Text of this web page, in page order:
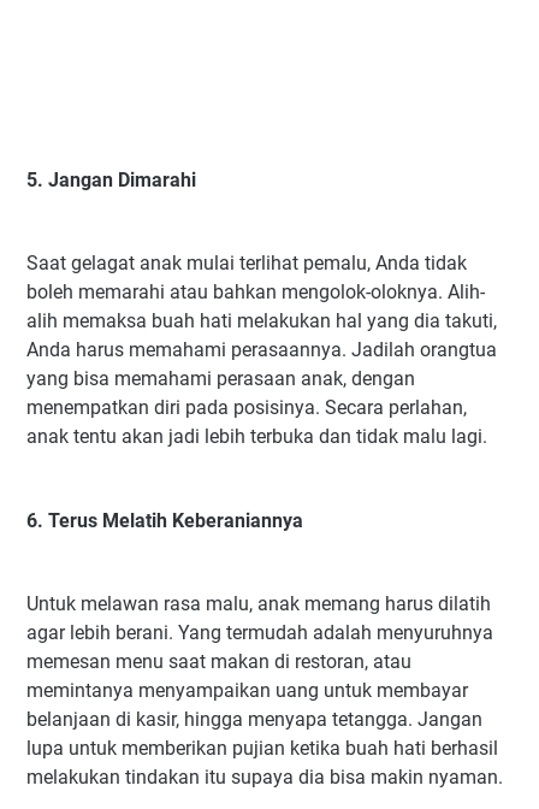
5. Jangan Dimarahi
Saat gelagat anak mulai terlihat pemalu, Anda tidak
boleh memarahi atau bahkan mengolok-oloknya. Alih-
alih memaksa buah hati melakukan hal yang dia takuti,
Anda harus memahami perasaannya. Jadilah orangtua
yang bisa memahami perasaan anak, dengan
menempatkan diri pada posisinya. Secara perlahan,
anak tentu akan jadi lebih terbuka dan tidak malu lagi.
6. Terus Melatih Keberaniannya
Untuk melawan rasa malu, anak memang harus dilatih
agar lebih berani. Yang termudah adalah menyuruhnya
memesan menu saat makan di restoran, atau
memintanya menyampaikan uang untuk membayar
belanjaan di kasir, hingga menyapa tetangga. Jangan
lupa untuk memberikan pujian ketika buah hati berhasil
melakukan tindakan itu supaya dia bisa makin nyaman.